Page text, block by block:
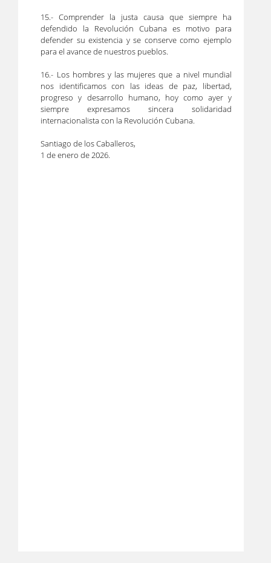
15.- Comprender la justa causa que siempre ha
defendido la Revolución Cubana es motivo para
defender su existencia y se conserve como ejemplo
para el avance de nuestros pueblos.
16.- Los hombres y las mujeres que a nivel mundial
nos identificamos con las ideas de paz, libertad,
progreso y desarrollo humano, hoy como ayer y
siempre expresamos sincera solidaridad
internacionalista con la Revolución Cubana.
Santiago de los Caballeros,
1 de enero de 2026.